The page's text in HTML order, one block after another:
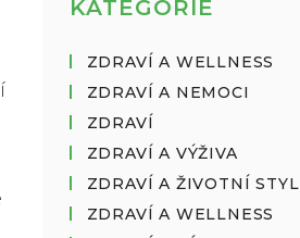
KATEGORIE
ZDRAVÍ A WELLNESS
ZDRAVÍ A NEMOCI
ZDRAVÍ
ZDRAVÍ A VÝŽIVA
ZDRAVÍ A ŽIVOTNÍ STYL
ZDRAVÍ A WELLNESS